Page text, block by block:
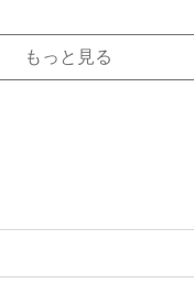
もっと見る